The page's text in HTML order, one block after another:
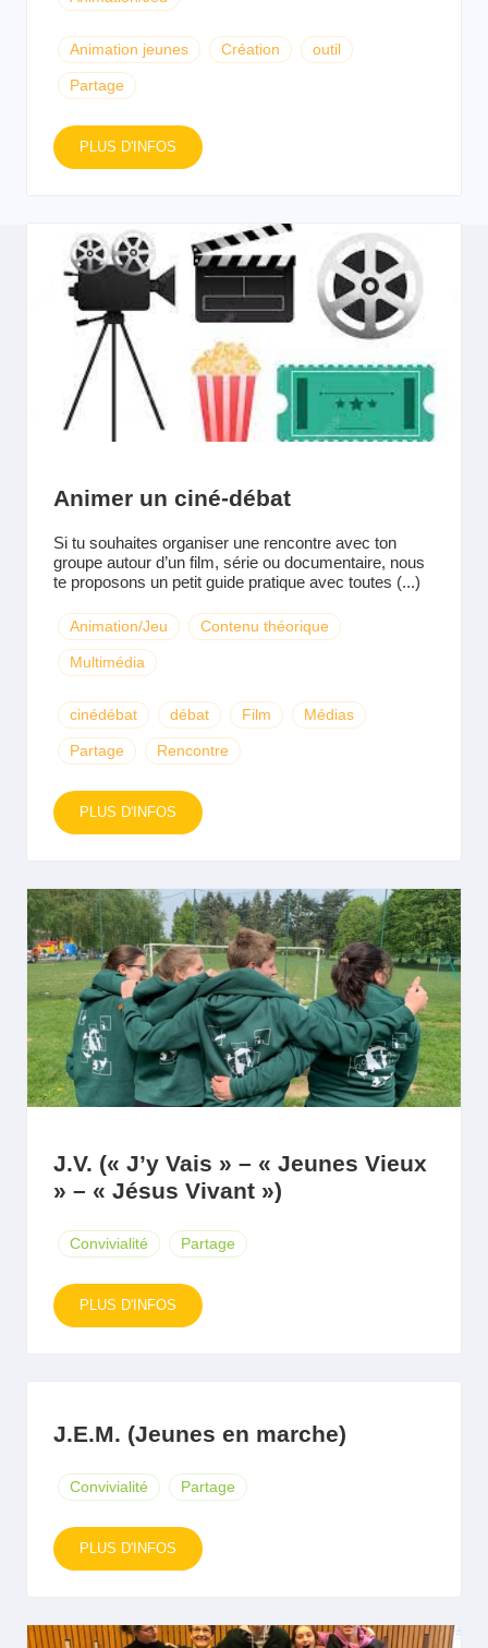
Animation jeunes Création outil
Partage
PLUS D'INFOS
Animer un ciné-débat
Si tu souhaites organiser une rencontre avec ton
groupe autour d’un film, série ou documentaire, nous
te proposons un petit guide pratique avec toutes (...)
Animation/Jeu Contenu théorique
Multimédia
cinédébat débat Film Médias
Partage Rencontre
PLUS D'INFOS
J.V. (« J’y Vais » – « Jeunes Vieux
» – « Jésus Vivant »)
Convivialité Partage
PLUS D'INFOS
J.E.M. (Jeunes en marche)
Convivialité Partage
PLUS D'INFOS